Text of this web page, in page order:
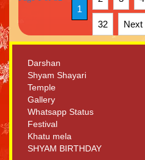
1
32 Next
Darshan
Shyam Shayari
Temple
Gallery
Whatsapp Status
Festival
Khatu mela
SHYAM BIRTHDAY